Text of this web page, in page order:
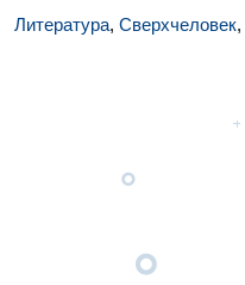
Литература, Сверхчеловек,